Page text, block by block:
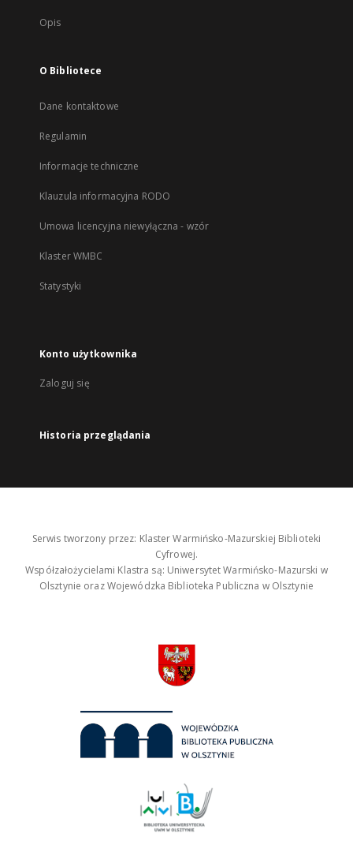
Opis
O Bibliotece
Dane kontaktowe
Regulamin
Informacje techniczne
Klauzula informacyjna RODO
Umowa licencyjna niewyłączna - wzór
Klaster WMBC
Statystyki
Konto użytkownika
Zaloguj się
Historia przeglądania
Serwis tworzony przez: Klaster Warmińsko-Mazurskiej Biblioteki
Cyfrowej.
Współzałożycielami Klastra są: Uniwersytet Warmińsko-Mazurski w
Olsztynie oraz Wojewódzka Biblioteka Publiczna w Olsztynie